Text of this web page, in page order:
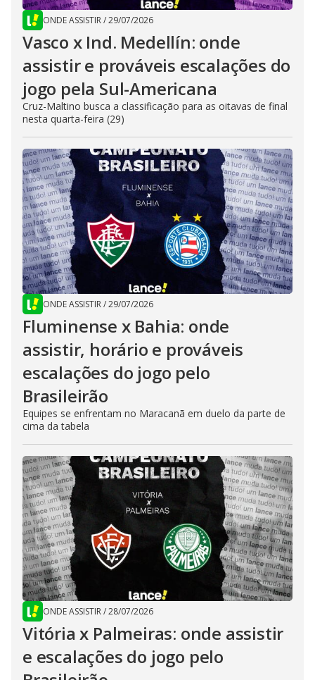
ONDE ASSISTIR/29/07/2026
Vasco x Ind. Medellín: onde
assistir e prováveis escalações do
jogo pela Sul-Americana
Cruz-Maltino busca a classificação para as oitavas de final
nesta quarta-feira (29)
ONDE ASSISTIR/29/07/2026
Fluminense x Bahia: onde
assistir, horário e prováveis
escalações do jogo pelo
Brasileirão
Equipes se enfrentam no Maracanã em duelo da parte de
cima da tabela
ONDE ASSISTIR/28/07/2026
Vitória x Palmeiras: onde assistir
e escalações do jogo pelo